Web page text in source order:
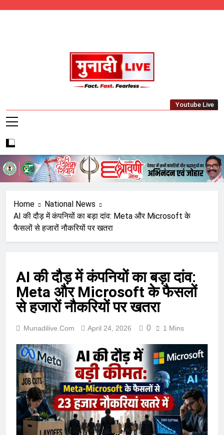
Munadi Live – Jharkhand's Leading Local
Youtube Live
Home
National News
AI की दौड़ में कंपनियों का बड़ा दांव: Meta और Microsoft के
फैसलों से हजारों नौकरियों पर खतरा
AI की दौड़ में कंपनियों का बड़ा दांव:
Meta और Microsoft के फैसलों
से हजारों नौकरियों पर खतरा
Munadilive.com April 24, 2026 0 1 Mins